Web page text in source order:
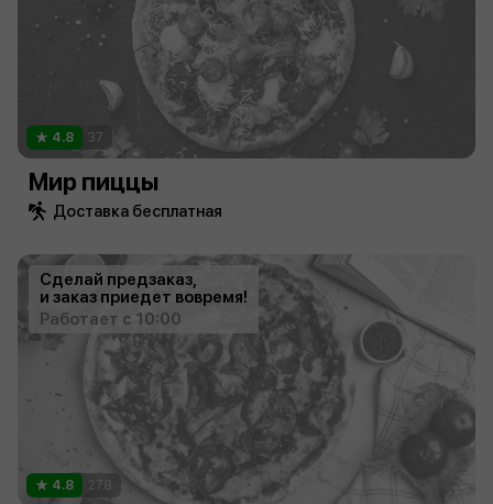
4.8 37
Мир пиццы
Доставка бесплатная
Сделай предзаказ,
и заказ приедет вовремя!
Работает с 10:00
4.8 278